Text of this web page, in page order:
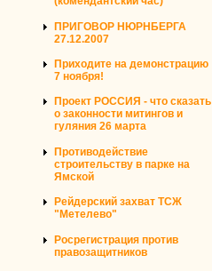
ПРИГОВОР НЮРНБЕРГА
27.12.2007
Приходите на демонстрацию
7 ноября!
Проект РОССИЯ - что сказать
о законности митингов и
гуляния 26 марта
Противодействие
строительству в парке на
Ямской
Рейдерский захват ТСЖ
"Метелево"
Росрегистрация против
правозащитников